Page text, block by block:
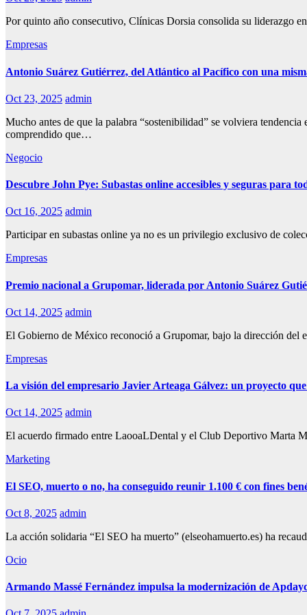
Por quinto año consecutivo, Clínicas Dorsia consolida su liderazgo
Empresas
Antonio Suárez Gutiérrez, del Atlántico al Pacífico con una
Oct 23, 2025 admin
Mucho antes de que la palabra “sostenibilidad” se volviera
comprendido que…
Negocio
Descubre John Pye: Subastas online accesibles y seguras para
Oct 16, 2025 admin
Participar en subastas online ya no es un privilegio exclusivo de
Empresas
Premio nacional a Grupomar, liderada por Antonio Suárez
Oct 14, 2025 admin
El Gobierno de México reconoció a Grupomar, bajo la dirección
Empresas
La visión del empresario Javier Arteaga Gálvez: un proyecto
Oct 14, 2025 admin
El acuerdo firmado entre LaooaLDental y el Club Deportivo Marta
Marketing
El SEO, muerto o no, ha conseguido reunir 1.100 € con fines
Oct 8, 2025 admin
La acción solidaria “El SEO ha muerto” (elseohamuerto.es) ha
Ocio
Armando Massé Fernández impulsa la modernización de